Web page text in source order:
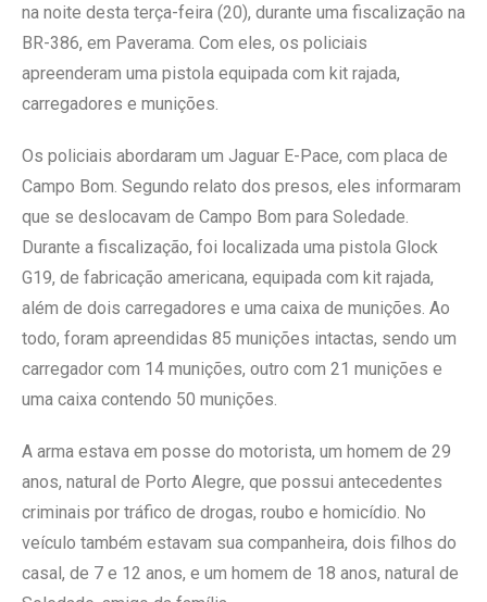
na noite desta terça-feira (20), durante uma fiscalização na
BR-386, em Paverama. Com eles, os policiais
apreenderam uma pistola equipada com kit rajada,
carregadores e munições.
Os policiais abordaram um Jaguar E-Pace, com placa de
Campo Bom. Segundo relato dos presos, eles informaram
que se deslocavam de Campo Bom para Soledade.
Durante a fiscalização, foi localizada uma pistola Glock
G19, de fabricação americana, equipada com kit rajada,
além de dois carregadores e uma caixa de munições. Ao
todo, foram apreendidas 85 munições intactas, sendo um
carregador com 14 munições, outro com 21 munições e
uma caixa contendo 50 munições.
A arma estava em posse do motorista, um homem de 29
anos, natural de Porto Alegre, que possui antecedentes
criminais por tráfico de drogas, roubo e homicídio. No
veículo também estavam sua companheira, dois filhos do
casal, de 7 e 12 anos, e um homem de 18 anos, natural de